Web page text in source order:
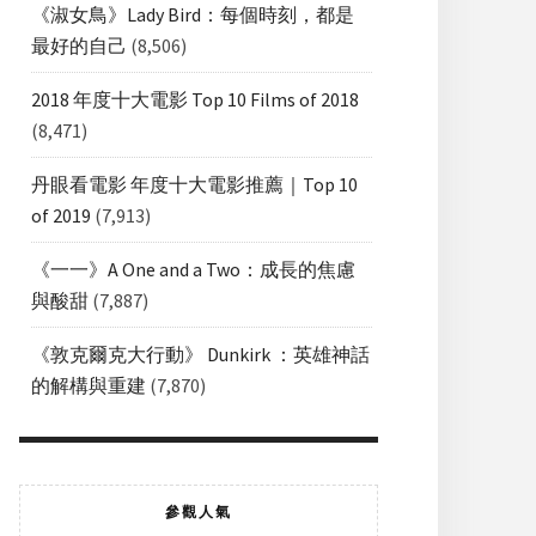
《淑女鳥》Lady Bird：每個時刻，都是
最好的自己 (8,506)
2018 年度十大電影 Top 10 Films of 2018
(8,471)
丹眼看電影 年度十大電影推薦｜Top 10
of 2019 (7,913)
《一一》A One and a Two：成長的焦慮
與酸甜 (7,887)
《敦克爾克大行動》 Dunkirk ：英雄神話
的解構與重建 (7,870)
參觀人氣